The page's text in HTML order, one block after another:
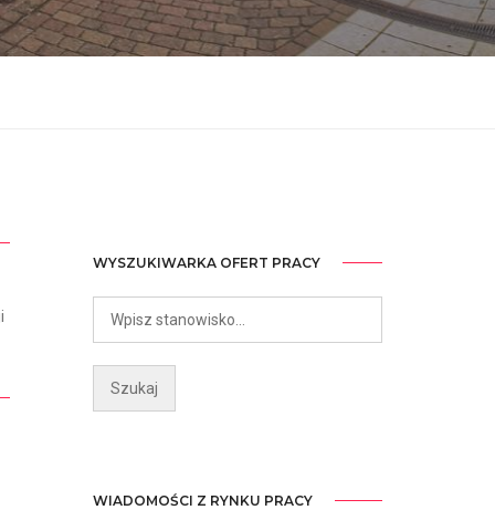
WYSZUKIWARKA OFERT PRACY
WIADOMOŚCI Z RYNKU PRACY